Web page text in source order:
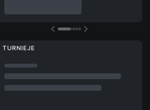
TURNIEJE